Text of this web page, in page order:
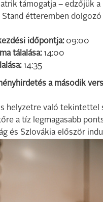
támogatja – edzőjük
Stand étteremben dolgozó
időpontja:09:00
tálalása:14:00
14:35
a második
helyzetre való tekintettel
a tíz legmagasabb
és Szlovákia először